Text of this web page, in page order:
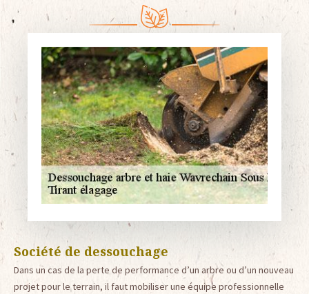
Société de dessouchage
Dans un cas de la perte de performance d’un arbre ou d’un nouveau
projet pour le terrain, il faut mobiliser une équipe professionnelle